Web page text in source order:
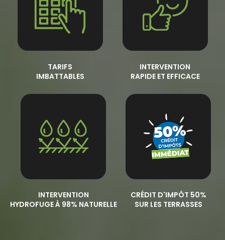
TARIFS
IMBATTABLES
INTERVENTION
RAPIDE ET EFFICACE
INTERVENTION
HYDROFUGE À 98% NATURELLE
CRÉDIT D'IMPÔT 50%
SUR LES TERRASSES